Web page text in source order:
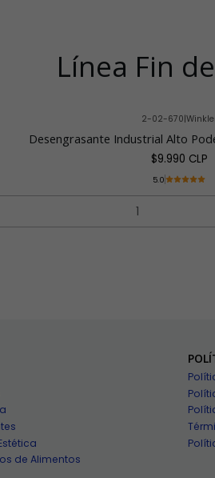
Línea Fin
2-02-670|
Desengrasante Industrial Alto
$9.990 CLP
5.0
de Alimentos